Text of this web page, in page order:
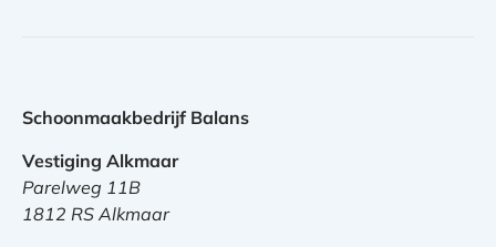
Schoonmaakbedrijf Balans
Vestiging Alkmaar
Parelweg 11B
1812 RS Alkmaar